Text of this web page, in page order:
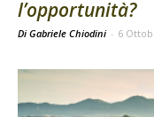
l’opportunità?
Di Gabriele Chiodini - 6